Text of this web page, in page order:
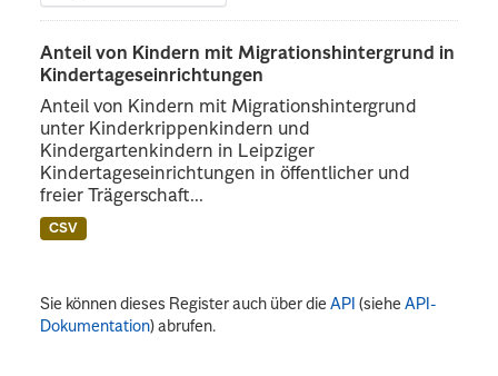
Anteil von Kindern mit Migrationshintergrund in
Kindertageseinrichtungen
Anteil von Kindern mit Migrationshintergrund
unter Kinderkrippenkindern und
Kindergartenkindern in Leipziger
Kindertageseinrichtungen in öffentlicher und
freier Trägerschaft...
CSV
Sie können dieses Register auch über dieAPI (sieheAPI-
Dokumentation) abrufen.